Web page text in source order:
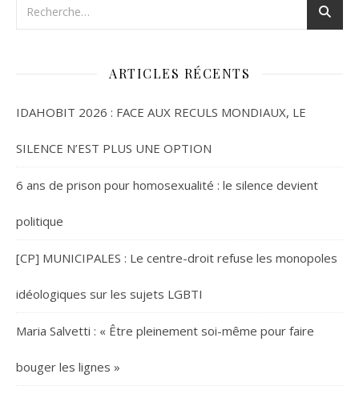
ARTICLES RÉCENTS
IDAHOBIT 2026 : FACE AUX RECULS MONDIAUX, LE
SILENCE N’EST PLUS UNE OPTION
6 ans de prison pour homosexualité : le silence devient
politique
[CP] MUNICIPALES : Le centre-droit refuse les monopoles
idéologiques sur les sujets LGBTI
Maria Salvetti : « Être pleinement soi-même pour faire
bouger les lignes »